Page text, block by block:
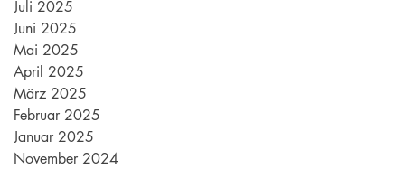
Juli 2025
Juni 2025
Mai 2025
April 2025
März 2025
Februar 2025
Januar 2025
November 2024